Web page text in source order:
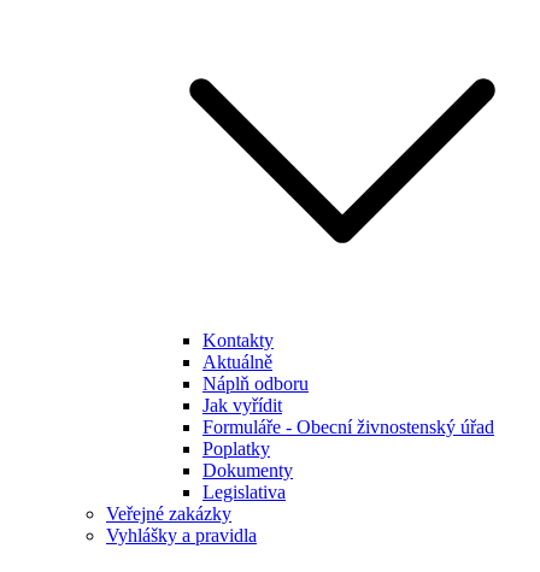
Kontakty
Aktuálně
Náplň odboru
Jak vyřídit
Formuláře - Obecní živnostenský úřad
Poplatky
Dokumenty
Legislativa
Veřejné zakázky
Vyhlášky a pravidla